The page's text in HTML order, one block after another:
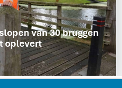
van 30 bruggen
oplevert